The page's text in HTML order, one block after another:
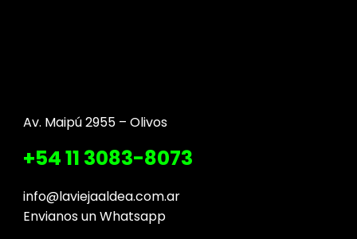
Av. Maipú 2955 – Olivos
+54 11 3083-8073
info@laviejaaldea.com.ar
Envianos un Whatsapp